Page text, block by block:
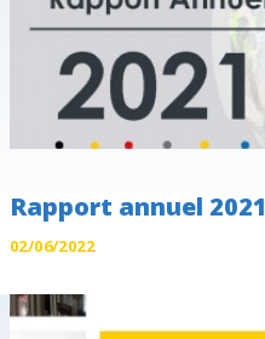
Rapport annuel 2021
02/06/2022